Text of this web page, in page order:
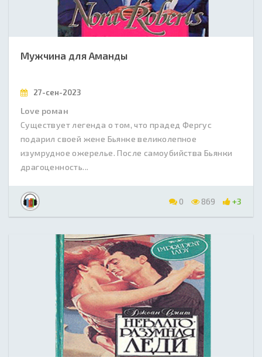
Мужчина для Аманды
27-сен-2023
Love роман
Существует легенда о том, что прадед Фергус
подарил своей жене Бьянке великолепное
изумрудное ожерелье. После самоубийства Бьянки
драгоценность...
0 869 +3